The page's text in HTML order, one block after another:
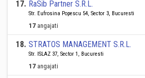
17. RaSib Partner S.R.L.
Str. Eufrosina Popescu 54, Sector 3, Bucuresti
17 angajati
18. STRATOS MANAGEMENT S.R.L.
Str. ISLAZ 37, Sector 1, Bucuresti
17 angajati